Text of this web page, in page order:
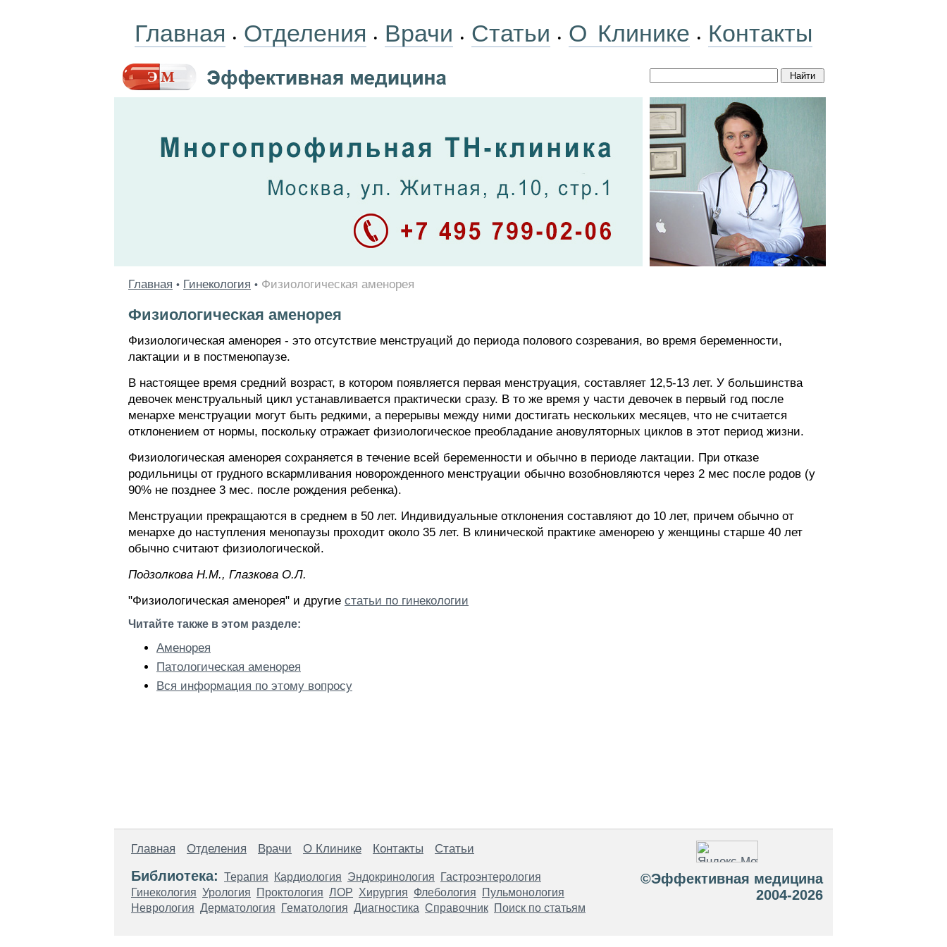
Главная • Отделения • Врачи • Статьи • О Клинике • Контакты
Главная • Гинекология • Физиологическая аменорея
Физиологическая аменорея
Физиологическая аменорея - это отсутствие менструаций до периода полового созревания, во время беременности,
лактации и в постменопаузе.
В настоящее время средний возраст, в котором появляется первая менструация, составляет 12,5-13 лет. У большинства
девочек менструальный цикл устанавливается практически сразу. В то же время у части девочек в первый год после
менархе менструации могут быть редкими, а перерывы между ними достигать нескольких месяцев, что не считается
отклонением от нормы, поскольку отражает физиологическое преобладание ановуляторных циклов в этот период жизни.
Физиологическая аменорея сохраняется в течение всей беременности и обычно в периоде лактации. При отказе
родильницы от грудного вскармливания новорожденного менструации обычно возобновляются через 2 мес после родов (у
90% не позднее 3 мес. после рождения ребенка).
Менструации прекращаются в среднем в 50 лет. Индивидуальные отклонения составляют до 10 лет, причем обычно от
менархе до наступления менопаузы проходит около 35 лет. В клинической практике аменорею у женщины старше 40 лет
обычно считают физиологической.
Пoдзoлкoвa H.M., Глaзкoвa O.Л.
"Физиологическая аменорея" и другие статьи по гинекологии
Читайте также в этом разделе:
Аменорея
Патологическая аменорея
Вся информация по этому вопросу
Главная Отделения Врачи О Клинике Контакты Статьи
Библиотека: Терапия Кардиология Эндокринология
Гастроэнтерология
Гинекология Урология Проктология ЛОР Хирургия Флебология
Пульмонология
Неврология Дерматология Гематология Диагностика Справочник Поиск по статьям
©Эффективная медицина
2004-2026